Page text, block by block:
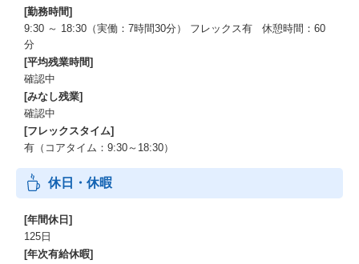
[勤務時間]
9:30 ～ 18:30（実働：7時間30分） フレックス有 休憩時間：60
分
[平均残業時間]
確認中
[みなし残業]
確認中
[フレックスタイム]
有（コアタイム：9:30～18:30）
休日・休暇
[年間休日]
125日
[年次有給休暇]